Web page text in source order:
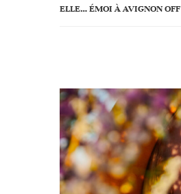
ELLE… ÉMOI À AVIGNON OFF